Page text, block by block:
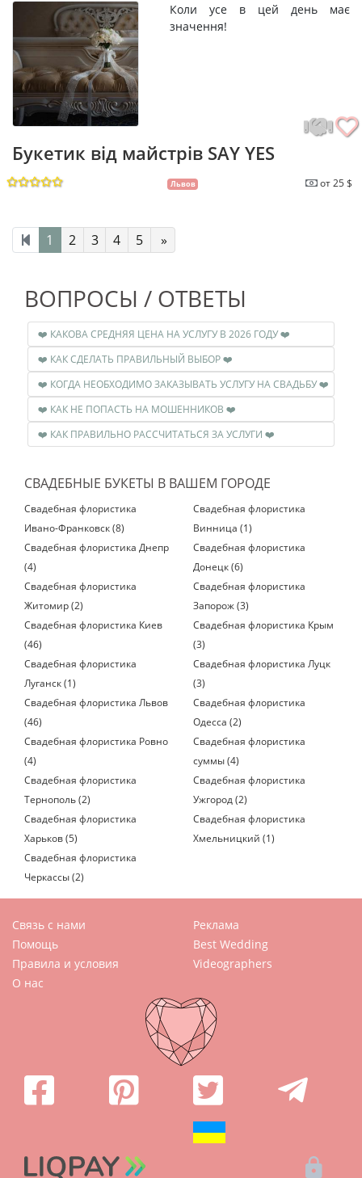
Коли усе в цей день має
значення!
Букетик від майстрів SAY YES
Львов от 25 $
1 2 3 4 5 »
ВОПРОСЫ / ОТВЕТЫ
❤️ КАКОВА СРЕДНЯЯ ЦЕНА НА УСЛУГУ В 2026 ГОДУ ❤️
❤️ КАК СДЕЛАТЬ ПРАВИЛЬНЫЙ ВЫБОР ❤️
❤️ КОГДА НЕОБХОДИМО ЗАКАЗЫВАТЬ УСЛУГУ НА СВАДЬБУ ❤️
❤️ КАК НЕ ПОПАСТЬ НА МОШЕННИКОВ ❤️
❤️ КАК ПРАВИЛЬНО РАССЧИТАТЬСЯ ЗА УСЛУГИ ❤️
СВАДЕБНЫЕ БУКЕТЫ В ВАШЕМ ГОРОДЕ
Свадебная флористика
Ивано-Франковск (8)
Свадебная флористика
Винница (1)
Свадебная флористика Днепр
(4)
Свадебная флористика
Донецк (6)
Свадебная флористика
Житомир (2)
Свадебная флористика
Запорож (3)
Свадебная флористика Киев
(46)
Свадебная флористика Крым
(3)
Свадебная флористика
Луганск (1)
Свадебная флористика Луцк
(3)
Свадебная флористика Львов
(46)
Свадебная флористика
Одесса (2)
Свадебная флористика Ровно
(4)
Свадебная флористика
суммы (4)
Свадебная флористика
Тернополь (2)
Свадебная флористика
Ужгород (2)
Свадебная флористика
Харьков (5)
Свадебная флористика
Хмельницкий (1)
Свадебная флористика
Черкассы (2)
Связь с нами
Помощь
Правила и условия
О нас
Реклама
Best Wedding
Videographers